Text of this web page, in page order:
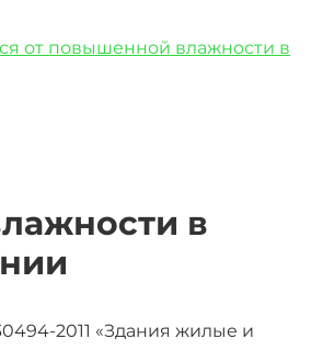
от повышенной влажности в
в
2011 «Здания жилые и